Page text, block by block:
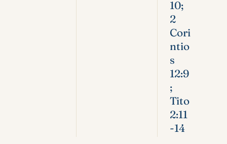
10;
2
Cori
ntio
s
12:9
;
Tito
2:11
-14